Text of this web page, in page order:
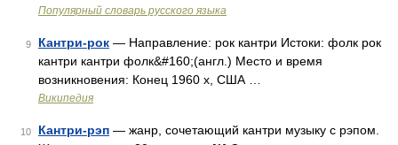
Популярный словарь русского языка
9 Кантри-рок — Направление: рок кантри Истоки: фолк рок
кантри кантри фолк&#160;(англ.) Место и время
возникновения: Конец 1960 х, США …
Википедия
10 Кантри-рэп — жанр, сочетающий кантри музыку с рэпом.